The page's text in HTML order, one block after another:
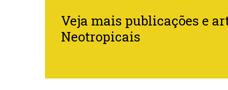
Veja mais publicações e
Neotropicais